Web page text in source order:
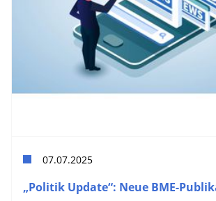
07.07.2025
„Politik Update“: Neue BME-